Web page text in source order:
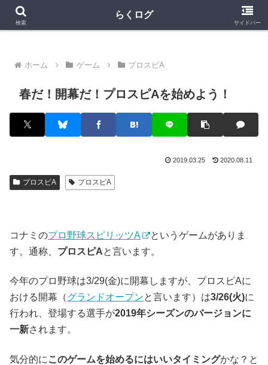
クラロワ クラロワリーグ プロスピA
ホーム ゲーム プロスピA
春だ！開幕だ！プロスピAを始めよう！
2019.03.25 2020.08.11
プロスピA プロスピA
コナミのプロ野球スピリッツA
というゲームがありま
す。通称、 プロスピAと言います。
今年のプロ野球は3/29(金)に開幕しますが、プロスピAに
おける開幕（グランドオープンと言います）は3/26(火)に
行われ、登場する選手が2019年シーズンのバージョンに
一新されます。
気分的に このゲームを始めるにはいいタイミングかな？と
検索
らくログ
サイドバー